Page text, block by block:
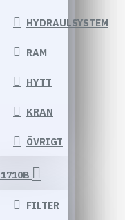
HYDRAULSYSTEM
RAM
HYTT
KRAN
ÖVRIGT
1710B
FILTER